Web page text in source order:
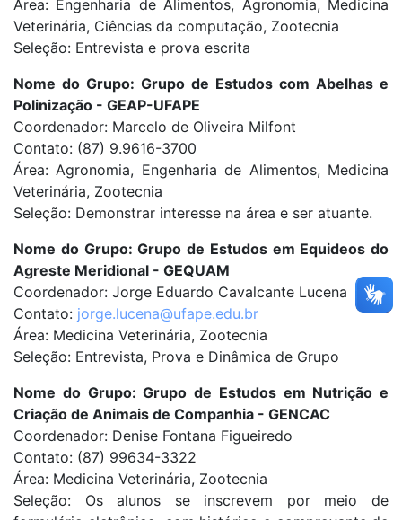
Área: Engenharia de Alimentos, Agronomia, Medicina
Veterinária, Ciências da computação, Zootecnia
Seleção: Entrevista e prova escrita
Nome do Grupo: Grupo de Estudos com Abelhas e
Polinização - GEAP-UFAPE
Coordenador: Marcelo de Oliveira Milfont
Contato: (87) 9.9616-3700
Área: Agronomia, Engenharia de Alimentos, Medicina
Veterinária, Zootecnia
Seleção: Demonstrar interesse na área e ser atuante.
Nome do Grupo: Grupo de Estudos em Equideos do
Agreste Meridional - GEQUAM
Coordenador: Jorge Eduardo Cavalcante Lucena
Contato: jorge.lucena@ufape.edu.br
Área: Medicina Veterinária, Zootecnia
Seleção: Entrevista, Prova e Dinâmica de Grupo
Nome do Grupo: Grupo de Estudos em Nutrição e
Criação de Animais de Companhia - GENCAC
Coordenador: Denise Fontana Figueiredo
Contato: (87) 99634-3322
Área: Medicina Veterinária, Zootecnia
Seleção: Os alunos se inscrevem por meio de